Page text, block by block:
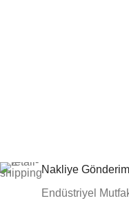
Nakliye
Endüstriyel